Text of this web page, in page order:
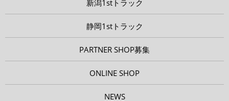
新潟1stトラック
静岡1stトラック
PARTNER SHOP募集
ONLINE SHOP
NEWS